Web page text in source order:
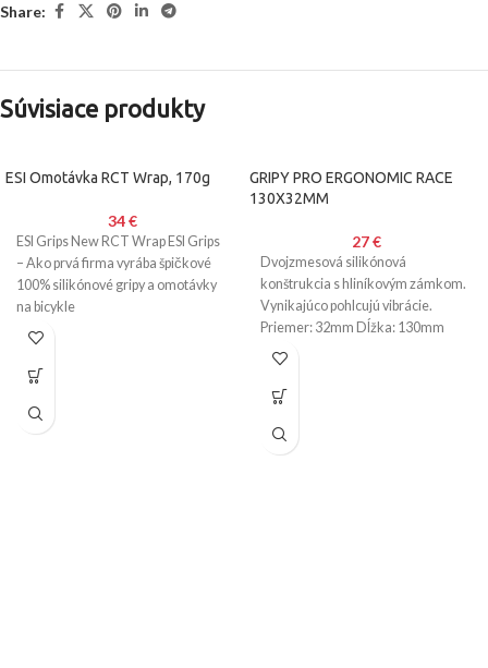
Share:
Súvisiace produkty
ESI Omotávka RCT Wrap, 170g
34€
ESI Grips New RCT Wrap ESI Grips
– Ako prvá firma vyrába špičkové
100% silikónové gripy a omotávky
na bicykle
GRIPY PRO ERGONOMIC RACE
130X32MM
27€
Dvojzmesová silikónová
konštrukcia s hliníkovým zámkom.
Vynikajúco pohlcujú vibrácie.
Priemer: 32mm Dĺžka: 130mm
Váha: 97g/pár